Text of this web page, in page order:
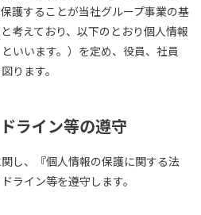
護することが当社グループ事業の基
考えており、以下のとおり個人情報
いいます。）を定め、役員、社員
ります。
ライン等の遵守
し、『個人情報の保護に関する法
ライン等を遵守します。